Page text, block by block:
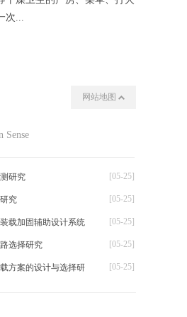
次...
网站地图
Sense
[05-25]
研究
[05-25]
究
[05-25]
载加固辅助设计系统
[05-25]
选择研究
[05-25]
方案的设计与选择研